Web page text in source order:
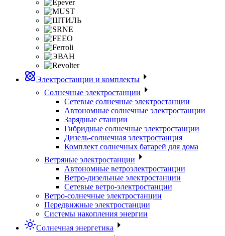
Электростанции и комплекты
Солнечные электростанции
Сетевые солнечные электростанции
Автономные солнечные электростанции
Зарядные станции
Гибридные солнечные электростанции
Дизель-солнечная электростанция
Комплект солнечных батарей для дома
Ветряные электростанции
Автономные ветроэлектростанции
Ветро-дизельные электростанции
Сетевые ветро-электростанции
Ветро-солнечные электростанции
Передвижные электростанции
Системы накопления энергии
Солнечная энергетика